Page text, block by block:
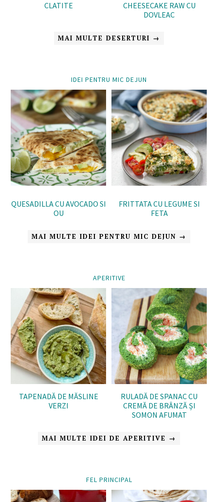
CLATITE
CHEESECAKE RAW CU
DOVLEAC
MAI MULTE DESERTURI →
IDEI PENTRU MIC DEJUN
QUESADILLA CU AVOCADO SI
OU
FRITTATA CU LEGUME SI
FETA
MAI MULTE IDEI PENTRU MIC DEJUN →
APERITIVE
TAPENADĂ DE MĂSLINE
VERZI
RULADĂ DE SPANAC CU
CREMĂ DE BRÂNZĂ ȘI
SOMON AFUMAT
MAI MULTE IDEI DE APERITIVE →
FEL PRINCIPAL